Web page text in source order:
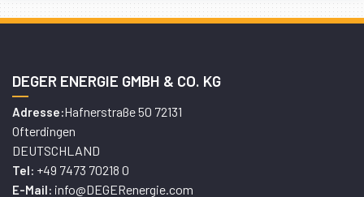
DEGER ENERGIE GMBH & CO. KG
Adresse:Hafnerstraße 50 72131
Ofterdingen
DEUTSCHLAND
Tel: +49 7473 70218 0
E-Mail: info@DEGERenergie.com